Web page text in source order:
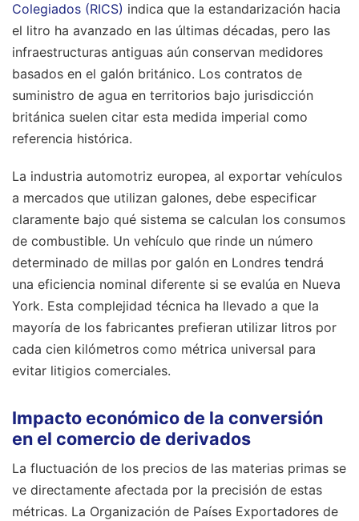
Colegiados (RICS) indica que la estandarización hacia
el litro ha avanzado en las últimas décadas, pero las
infraestructuras antiguas aún conservan medidores
basados en el galón británico. Los contratos de
suministro de agua en territorios bajo jurisdicción
británica suelen citar esta medida imperial como
referencia histórica.
La industria automotriz europea, al exportar vehículos
a mercados que utilizan galones, debe especificar
claramente bajo qué sistema se calculan los consumos
de combustible. Un vehículo que rinde un número
determinado de millas por galón en Londres tendrá
una eficiencia nominal diferente si se evalúa en Nueva
York. Esta complejidad técnica ha llevado a que la
mayoría de los fabricantes prefieran utilizar litros por
cada cien kilómetros como métrica universal para
evitar litigios comerciales.
Impacto económico de la conversión
en el comercio de derivados
La fluctuación de los precios de las materias primas se
ve directamente afectada por la precisión de estas
métricas. La Organización de Países Exportadores de